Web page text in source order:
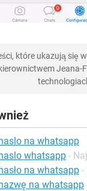
które ukazują się
kierownictwem Jeana-
na whatsapp
whatsapp -
na whatsapp -
na whatsapp